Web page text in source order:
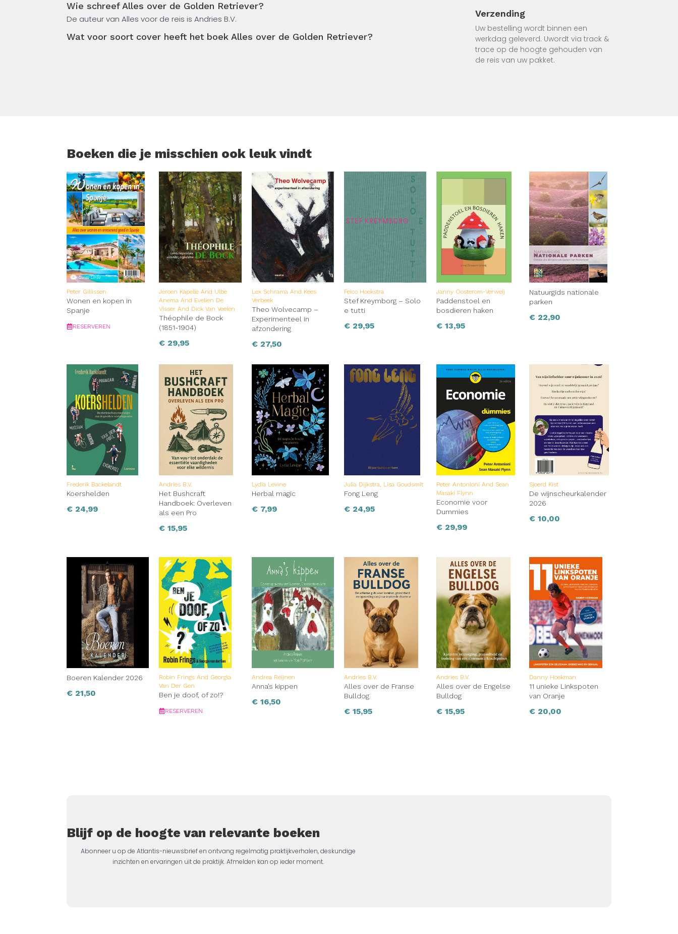
Wie schreef Alles over de Golden Retriever?
De auteur van Alles voor de reis is Andries B.V.
Wat voor soort cover heeft het boek Alles over de Golden Retriever?
Verzending
Uw bestelling wordt binnen een
werkdag geleverd. Uwordt via track &
trace op de hoogte gehouden van
de reis van uw pakket.
Boeken die je misschien ook leuk vindt
Peter Gillissen
Wonen en kopen in
Spanje
RESERVEREN
Jeroen Kapelle And Ulbe
Anema And Evelien De
Visser And Dick Van Veelen
Théophile de Bock
(1851-1904)
€ 29,95
Lex Schrama And Kees
Verbeek
Theo Wolvecamp –
Experimenteel in
afzondering
€27,50
Feico Hoekstra
Stef Kreymborg – Solo
e tutti
€29,95
Janny Oosterom-Verweij
Paddenstoel en
bosdieren haken
€ 13,95
Natuurgids nationale
parken
€22,90
Frederik Backelandt
Koershelden
€ 24,99
Andries B.V.
Het Bushcraft
Handboek: Overleven
als een Pro
€ 15,95
Lydia Levine
Herbal magic
€7,99
Julia Dijkstra, Lisa Goudsmit
Fong Leng
€24,95
Peter Antonioni And Sean
Masaki Flynn
Economie voor
Dummies
€ 29,99
Sjoerd Kist
De wijnscheurkalender
2026
€10,00
Boeren Kalender 2026
€ 21,50
Robin Frings And Georgia
Van Der Gen
Ben je doof, of zo!?
RESERVEREN
Andrea Reijnen
Anna’s kippen
€16,50
Andries B.V.
Alles over de Franse
Bulldog
€15,95
Andries B.V.
Alles over de Engelse
Bulldog
€ 15,95
Danny Hoekman
11 unieke Linkspoten
van Oranje
€20,00
Blijf op de hoogte van relevante boeken
Abonneer u op de Atlantis-nieuwsbrief en ontvang regelmatig praktijkverhalen, deskundige
inzichten en ervaringen uit de praktijk. Afmelden kan op ieder moment.